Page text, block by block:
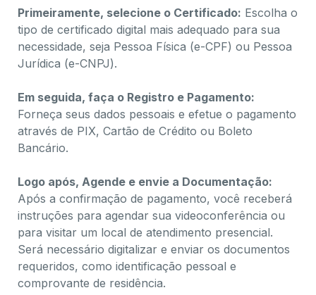
Primeiramente, selecione o Certificado: Escolha o
tipo de certificado digital mais adequado para sua
necessidade, seja Pessoa Física (e-CPF) ou Pessoa
Jurídica (e-CNPJ).
Em seguida, faça o Registro e Pagamento:
Forneça seus dados pessoais e efetue o pagamento
através de PIX, Cartão de Crédito ou Boleto
Bancário.
Logo após, Agende e envie a Documentação:
Após a confirmação de pagamento, você receberá
instruções para agendar sua videoconferência ou
para visitar um local de atendimento presencial.
Será necessário digitalizar e enviar os documentos
requeridos, como identificação pessoal e
comprovante de residência.